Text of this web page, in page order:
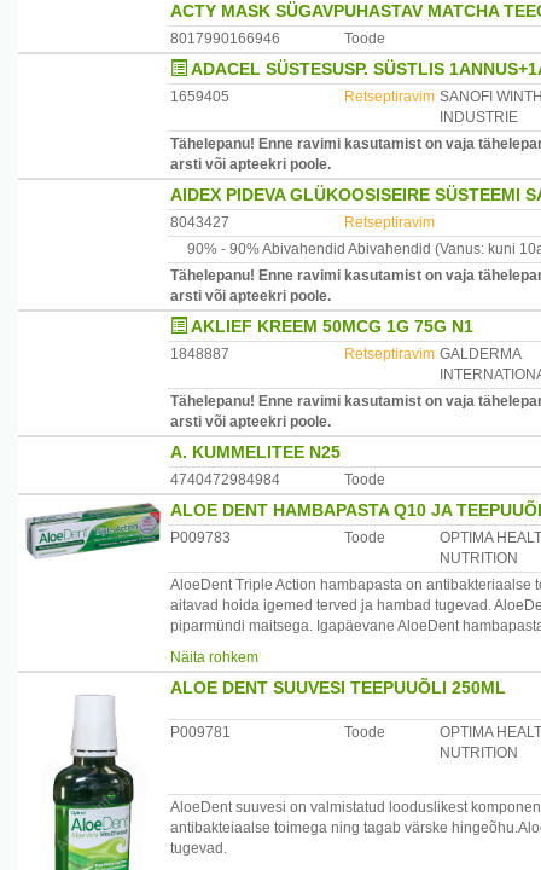
ACTY MASK SÜGAVPUHASTAV MATCHA
8017990166946 Toode
ADACEL SÜSTESUSP. SÜSTLIS
1659405 Retseptiravim SANOFI
INDUSTRIE
Tähelepanu! Enne ravimi kasutamist on vaja
arsti või apteekri poole.
AIDEX PIDEVA GLÜKOOSISEIRE SÜSTEEMI
8043427
Retseptiravim
90% - 90% Abivahendid Abivahendid (Vanus: kuni
Tähelepanu! Enne ravimi kasutamist on vaja
arsti või apteekri poole.
AKLIEF KREEM 50MCG 1G 75G N1
1848887 Retseptiravim GALDERMA
Tähelepanu! Enne ravimi kasutamist on vaja
arsti või apteekri poole.
A. KUMMELITEE N25
4740472984984 Toode
ALOE DENT HAMBAPASTA Q10 JA
P009783 Toode
OPTIMA
NUTRITION
AloeDent Triple Action hambapasta on
aitavad hoida igemed terved ja hambad tugevad.
piparmündi maitsega. Igapäevane AloeDent
toimega, koensüümi Q10 tervete igemete heaks, räni,
piparmündiõli ja mentooli, mis on looduslikud
Kasutamine: harjata hambaid vähemalt 2 korda
Alla 6-aastasted lapsed peaksid hambaid pesema
Koostis: vesi, glütseriin, sorbitool, räni, aaloe geel
(Mentha Piperita), karboksümetüülkitosaan, estsiin
naatriumhüdroksümetüülglütsinaat, koensüüm Q10,
Ei sisalda fluori ega naatriumlaurüülsulfaati!
Näita rohkem
ALOE DENT SUUVESI TEEPUUÕLI 250ML
P009781 Toode
OPTIMA
NUTRITION
AloeDent suuvesi on valmistatud looduslikest
antibakteiaalse toimega ning tagab värske
tugevad.